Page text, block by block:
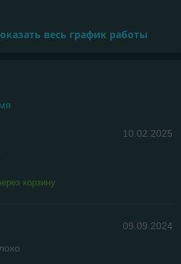
весь график работы
10.02.2025
корзину
09.09.2024